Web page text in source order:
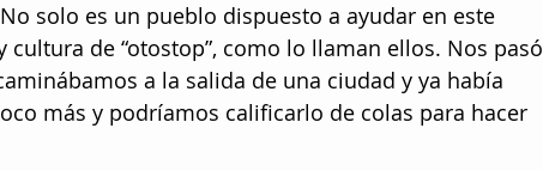
solo es un pueblo dispuesto a ayudar en este
de “otostop”, como lo llaman ellos. Nos pasó
a la salida de una ciudad y ya había
más y podríamos calificarlo de colas para hacer